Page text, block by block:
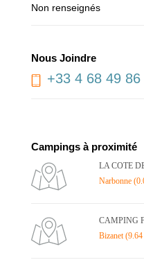
Non renseignés
Nous Joindre
+33 4 68 49 86
Campings à proximité
LA COTE
Narbonne
CAMPING
Bizanet